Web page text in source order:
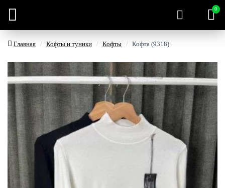
0
Главная Кофты и туники Кофты Кофта (9318)